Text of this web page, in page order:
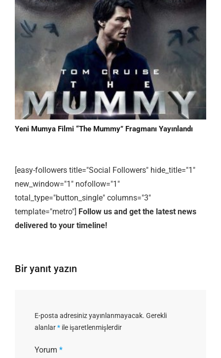
Yeni Mumya Filmi “The Mummy” Fragmanı Yayınlandı
[easy-followers title="Social Followers" hide_title="1"
new_window="1" nofollow="1"
total_type="button_single" columns="3"
template="metro"] Follow us and get the latest news
delivered to your timeline!
Bir yanıt yazın
E-posta adresiniz yayınlanmayacak. Gerekli
alanlar* ile işaretlenmişlerdir
Yorum *